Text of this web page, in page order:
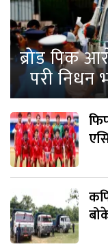
ब्रोड पिक
परी निधन